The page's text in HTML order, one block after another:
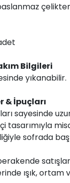
Bilgileri
yıkanabilir.
& İpuçları
sayesinde
tasarımıyla
sofrada
ışık,